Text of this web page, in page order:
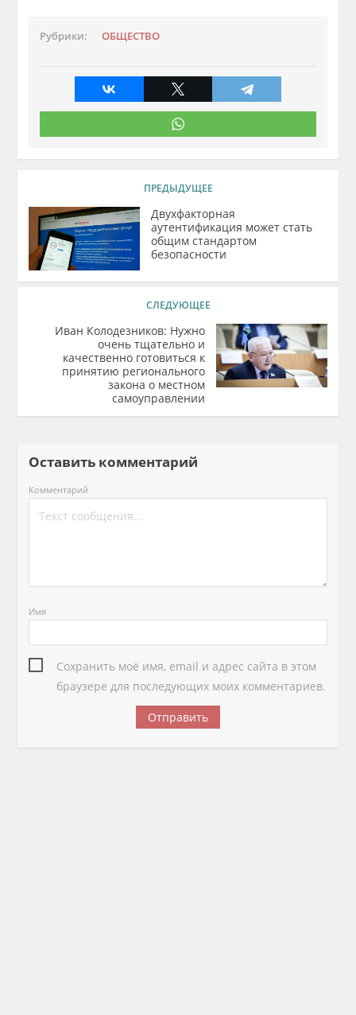
Рубрики: ОБЩЕСТВО
ПРЕДЫДУЩЕЕ
Двухфакторная
аутентификация может стать
общим стандартом
безопасности
СЛЕДУЮЩЕЕ
Иван Колодезников: Нужно
очень тщательно и
качественно готовиться к
принятию регионального
закона о местном
самоуправлении
Оставить комментарий
Комментарий
Имя
Сохранить моё имя, email и адрес сайта в этом
браузере для последующих моих комментариев.